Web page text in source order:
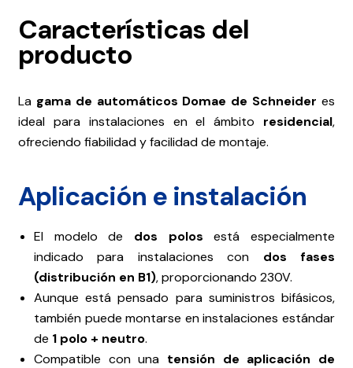
Características del
producto
La gama de automáticos Domae de Schneider es
ideal para instalaciones en el ámbito residencial,
ofreciendo fiabilidad y facilidad de montaje.
Aplicación e instalación
El modelo de dos polos está especialmente
indicado para instalaciones con dos fases
(distribución en B1), proporcionando 230V.
Aunque está pensado para suministros bifásicos,
también puede montarse en instalaciones estándar
de 1 polo + neutro.
Compatible con una tensión de aplicación de